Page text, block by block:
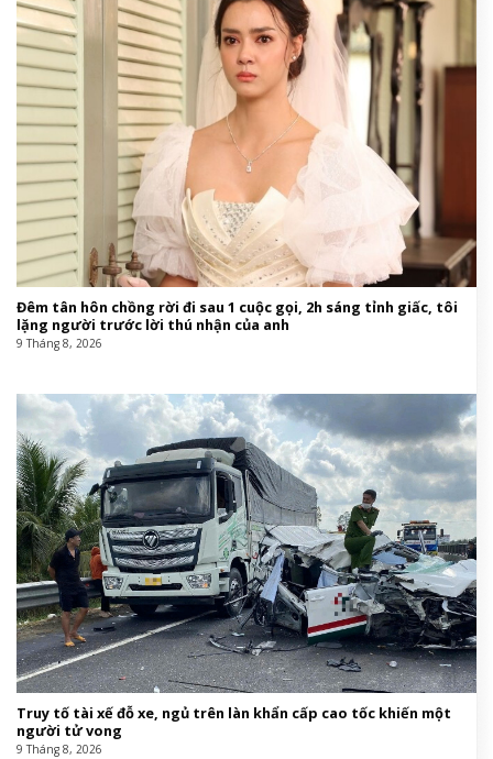
Đêm tân hôn chồng rời đi sau 1 cuộc gọi, 2h sáng tỉnh giấc, tôi
lặng người trước lời thú nhận của anh
9 Tháng 8, 2026
Truy tố tài xế đỗ xe, ngủ trên làn khẩn cấp cao tốc khiến một
người tử vong
9 Tháng 8, 2026